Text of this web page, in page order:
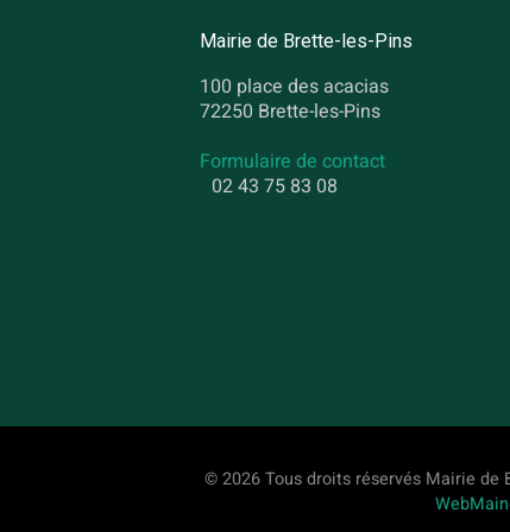
Mairie de Brette-les-Pins
100 place des acacias
72250 Brette-les-Pins
Formulaire de contact
02 43 75 83 08
© 2026 Tous droits réservés Mairie de